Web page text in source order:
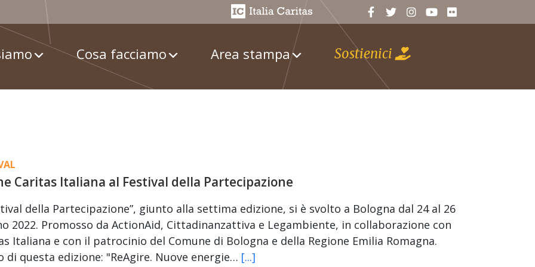
Cosa facciamo Area stampa Sostienici
Caritas Italiana al Festival della Partecipazione
della Partecipazione”, giunto alla settima edizione, si è svolto a Bologna dal 24 al 26
2022. Promosso da ActionAid, Cittadinanzattiva e Legambiente, in collaborazione con
Italiana e con il patrocinio del Comune di Bologna e della Regione Emilia Romagna.
di questa edizione: "ReAgire. Nuove energie… [...]